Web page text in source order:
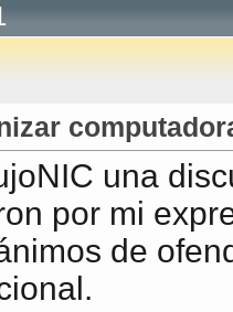
una
por mi
de